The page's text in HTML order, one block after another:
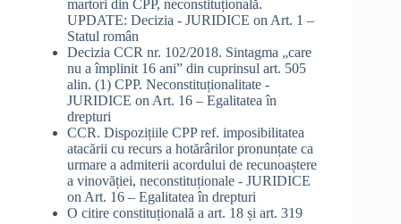
martori din CPP, neconstituțională.
UPDATE: Decizia - JURIDICE on Art. 1 –
Statul român
Decizia CCR nr. 102/2018. Sintagma „care
nu a împlinit 16 ani” din cuprinsul art. 505
alin. (1) CPP. Neconstituționalitate -
JURIDICE on Art. 16 – Egalitatea în
drepturi
CCR. Dispozițiile CPP ref. imposibilitatea
atacării cu recurs a hotărârilor pronunțate ca
urmare a admiterii acordului de recunoaștere
a vinovăției, neconstituționale - JURIDICE
on Art. 16 – Egalitatea în drepturi
O citire constituțională a art. 18 și art. 319